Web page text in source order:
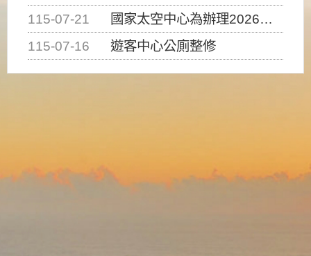
115-07-21
國家太空中心為辦理2026台灣盃火箭競賽，陸、海、空域警戒及協調相關事宜，因颱風備案事宜
115-07-16
遊客中心公廁整修